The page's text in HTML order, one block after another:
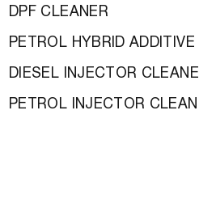
DPF CLEANER
PETROL HYBRID ADDITIVE
DIESEL INJECTOR
PETROL INJECTOR